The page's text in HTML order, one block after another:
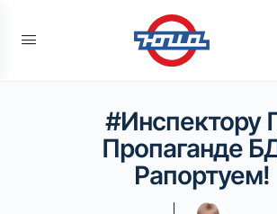
#Инспектору
Пропаганде
Рапортуем!